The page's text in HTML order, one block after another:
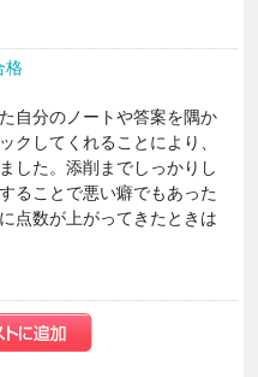
格
自分のノートや答案を隅か
クしてくれることにより、
した。添削までしっかりし
ることで悪い癖でもあった
点数が上がってきたときは